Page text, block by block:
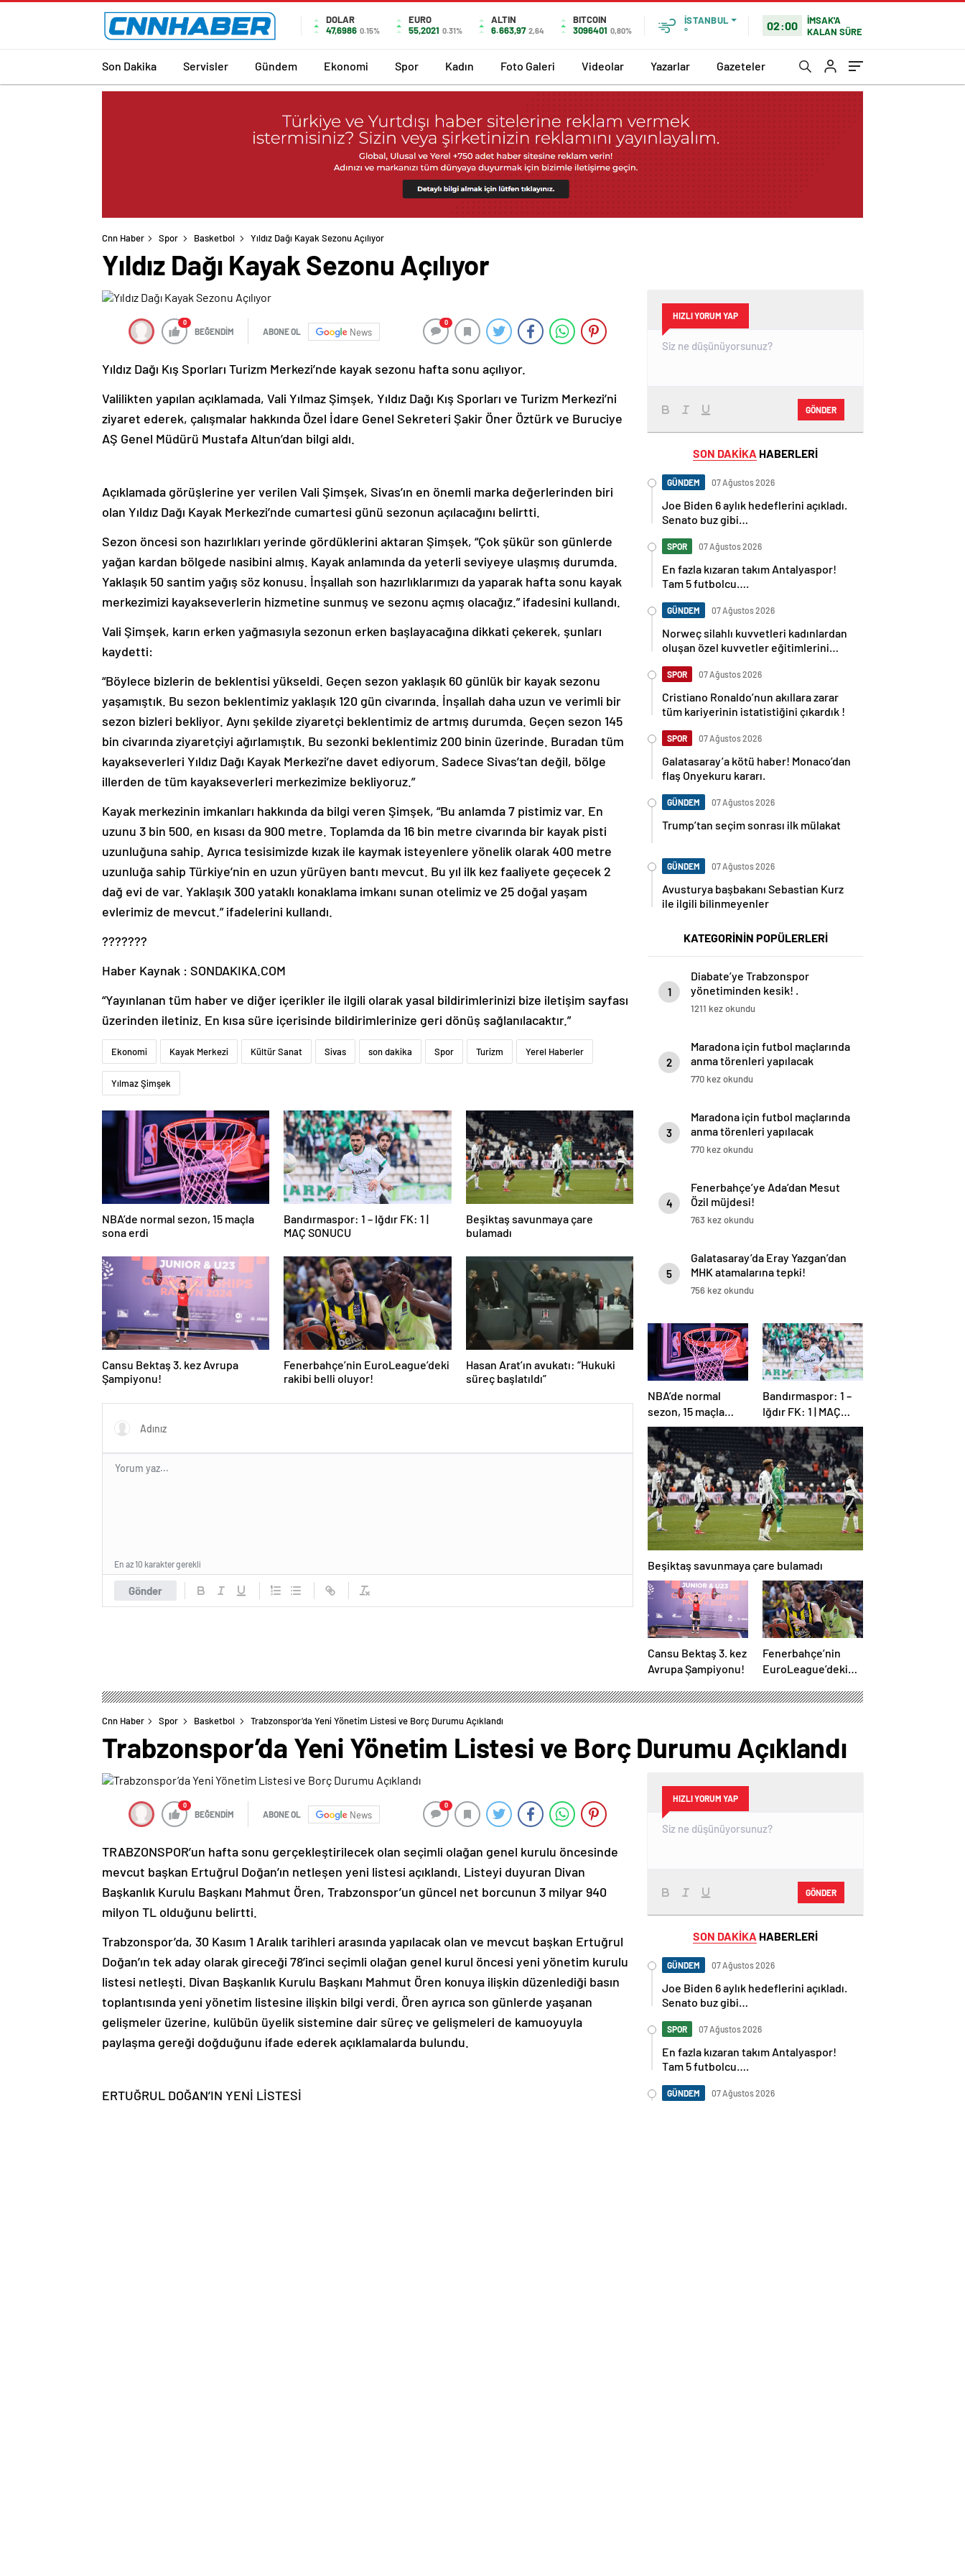
DOLAR
47,6986 0.15%
EURO
55,2021 0.31%
ALTIN
6.663,97 2,64
BITCOIN
3096401 0,80%
İSTANBUL
°
02:00
İMSAK'A
KALAN SÜRE
Son Dakika Servisler Gündem Ekonomi Spor Kadın Foto Galeri Videolar Yazarlar Gazeteler
Cnn Haber Spor Basketbol Yıldız Dağı Kayak Sezonu Açılıyor
Yıldız Dağı Kayak Sezonu Açılıyor
0
BEĞENDİM ABONE OL News
0
Yıldız Dağı Kış Sporları Turizm Merkezi’nde kayak sezonu hafta sonu açılıyor.
Valilikten yapılan açıklamada, Vali Yılmaz Şimşek, Yıldız Dağı Kış Sporları ve Turizm Merkezi’ni
ziyaret ederek, çalışmalar hakkında Özel İdare Genel Sekreteri Şakir Öner Öztürk ve Buruciye
AŞ Genel Müdürü Mustafa Altun’dan bilgi aldı.
Açıklamada görüşlerine yer verilen Vali Şimşek, Sivas’ın en önemli marka değerlerinden biri
olan Yıldız Dağı Kayak Merkezi’nde cumartesi günü sezonun açılacağını belirtti.
Sezon öncesi son hazırlıkları yerinde gördüklerini aktaran Şimşek, “Çok şükür son günlerde
yağan kardan bölgede nasibini almış. Kayak anlamında da yeterli seviyeye ulaşmış durumda.
Yaklaşık 50 santim yağış söz konusu. İnşallah son hazırlıklarımızı da yaparak hafta sonu kayak
merkezimizi kayakseverlerin hizmetine sunmuş ve sezonu açmış olacağız.” ifadesini kullandı.
Vali Şimşek, karın erken yağmasıyla sezonun erken başlayacağına dikkati çekerek, şunları
kaydetti:
“Böylece bizlerin de beklentisi yükseldi. Geçen sezon yaklaşık 60 günlük bir kayak sezonu
yaşamıştık. Bu sezon beklentimiz yaklaşık 120 gün civarında. İnşallah daha uzun ve verimli bir
sezon bizleri bekliyor. Aynı şekilde ziyaretçi beklentimiz de artmış durumda. Geçen sezon 145
bin civarında ziyaretçiyi ağırlamıştık. Bu sezonki beklentimiz 200 binin üzerinde. Buradan tüm
kayakseverleri Yıldız Dağı Kayak Merkezi’ne davet ediyorum. Sadece Sivas’tan değil, bölge
illerden de tüm kayakseverleri merkezimize bekliyoruz.”
Kayak merkezinin imkanları hakkında da bilgi veren Şimşek, “Bu anlamda 7 pistimiz var. En
uzunu 3 bin 500, en kısası da 900 metre. Toplamda da 16 bin metre civarında bir kayak pisti
uzunluğuna sahip. Ayrıca tesisimizde kızak ile kaymak isteyenlere yönelik olarak 400 metre
uzunluğa sahip Türkiye’nin en uzun yürüyen bantı mevcut. Bu yıl ilk kez faaliyete geçecek 2
dağ evi de var. Yaklaşık 300 yataklı konaklama imkanı sunan otelimiz ve 25 doğal yaşam
evlerimiz de mevcut.” ifadelerini kullandı.
???????
Haber Kaynak : SONDAKIKA.COM
“Yayınlanan tüm haber ve diğer içerikler ile ilgili olarak yasal bildirimlerinizi bize iletişim sayfası
üzerinden iletiniz. En kısa süre içerisinde bildirimlerinize geri dönüş sağlanılacaktır.”
Ekonomi Kayak Merkezi Kültür Sanat Sivas son dakika Spor Turizm Yerel Haberler
Yılmaz Şimşek
NBA’de normal sezon, 15 maçla
sona erdi
Bandırmaspor: 1 – Iğdır FK: 1 |
MAÇ SONUCU
Beşiktaş savunmaya çare
bulamadı
Cansu Bektaş 3. kez Avrupa
Şampiyonu!
Fenerbahçe’nin EuroLeague’deki
rakibi belli oluyor!
Hasan Arat’ın avukatı: “Hukuki
süreç başlatıldı”
Gönder
En az 10 karakter gerekli
HIZLI YORUM YAP
GÖNDER
SON DAKİKA HABERLERİ
GÜNDEM 07 Ağustos 2026
Joe Biden 6 aylık hedeflerini açıkladı.
Senato buz gibi…
SPOR 07 Ağustos 2026
En fazla kızaran takım Antalyaspor!
Tam 5 futbolcu….
GÜNDEM 07 Ağustos 2026
Norweç silahlı kuvvetleri kadınlardan
oluşan özel kuvvetler eğitimlerini
SPOR 07 Ağustos 2026
Cristiano Ronaldo’nun akıllara zarar
tüm kariyerinin istatistiğini çıkardık !
SPOR 07 Ağustos 2026
Galatasaray’a kötü haber! Monaco’dan
flaş Onyekuru kararı.
GÜNDEM 07 Ağustos 2026
Trump’tan seçim sonrası ilk mülakat
GÜNDEM 07 Ağustos 2026
Avusturya başbakanı Sebastian Kurz
ile ilgili bilinmeyenler
KATEGORİNİN POPÜLERLERİ
1
Diabate’ye Trabzonspor
yönetiminden kesik! .
1211 kez okundu
2
Maradona için futbol maçlarında
anma törenleri yapılacak
770 kez okundu
3
Maradona için futbol maçlarında
anma törenleri yapılacak
770 kez okundu
4
Fenerbahçe’ye Ada’dan Mesut
Özil müjdesi!
763 kez okundu
5
Galatasaray’da Eray Yazgan’dan
MHK atamalarına tepki!
756 kez okundu
NBA’de normal
sezon, 15 maçla
sona erdi
Bandırmaspor: 1 –
Iğdır FK: 1 | MAÇ
SONUCU
Beşiktaş savunmaya çare bulamadı
Cansu Bektaş 3. kez
Avrupa Şampiyonu!
Fenerbahçe’nin
EuroLeague’deki
Cnn Haber Spor Basketbol Trabzonspor’da Yeni Yönetim Listesi ve Borç Durumu Açıklandı
Trabzonspor’da Yeni Yönetim Listesi ve Borç Durumu Açıklandı
0
BEĞENDİM ABONE OL News
0
TRABZONSPOR’un hafta sonu gerçekleştirilecek olan seçimli olağan genel kurulu öncesinde
mevcut başkan Ertuğrul Doğan’ın netleşen yeni listesi açıklandı. Listeyi duyuran Divan
Başkanlık Kurulu Başkanı Mahmut Ören, Trabzonspor’un güncel net borcunun 3 milyar 940
milyon TL olduğunu belirtti.
Trabzonspor’da, 30 Kasım 1 Aralık tarihleri arasında yapılacak olan ve mevcut başkan Ertuğrul
Doğan’ın tek aday olarak gireceği 78’inci seçimli olağan genel kurul öncesi yeni yönetim kurulu
listesi netleşti. Divan Başkanlık Kurulu Başkanı Mahmut Ören konuya ilişkin düzenlediği basın
toplantısında yeni yönetim listesine ilişkin bilgi verdi. Ören ayrıca son günlerde yaşanan
gelişmeler üzerine, kulübün üyelik sistemine dair süreç ve gelişmeleri de kamuoyuyla
paylaşma gereği doğduğunu ifade ederek açıklamalarda bulundu.
ERTUĞRUL DOĞAN’IN YENİ LİSTESİ
HIZLI YORUM YAP
GÖNDER
SON DAKİKA HABERLERİ
GÜNDEM 07 Ağustos 2026
Joe Biden 6 aylık hedeflerini açıkladı.
Senato buz gibi…
SPOR 07 Ağustos 2026
En fazla kızaran takım Antalyaspor!
Tam 5 futbolcu….
GÜNDEM 07 Ağustos 2026